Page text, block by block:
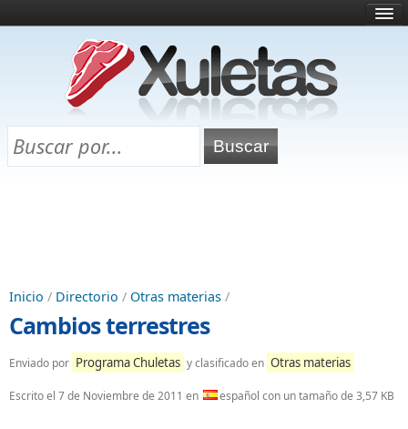
¿Qué es esto?
Directorio
Chuletas para exámenes
Inicio / Directorio / Otras materias /
Cambios terrestres
Enviado por Programa Chuletas y clasificado en Otras materias
Escrito el 7 de Noviembre de 2011 en español con un tamaño de 3,57 KB